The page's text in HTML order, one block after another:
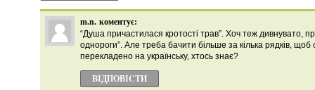
m.n. коментує:
“Душа причастилася кротості трав”. Хоч теж дивнувато,
однороги”. Але треба бачити більше за кілька рядків, щоб
перекладено на українську, хтось знає?
ВІДПОВІCТИ